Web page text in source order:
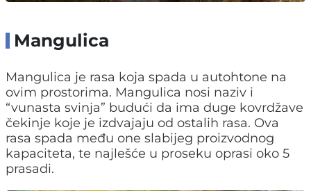
Mangulica
Mangulica je rasa koja spada u autohtone na
ovim prostorima. Mangulica nosi naziv i
“vunasta svinja” budući da ima duge kovrdžave
čekinje koje je izdvajaju od ostalih rasa. Ova
rasa spada među one slabijeg proizvodnog
kapaciteta, te najlešće u proseku oprasi oko 5
prasadi.